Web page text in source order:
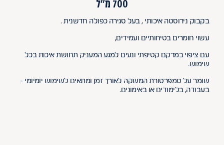
700 מ"ל
בקבוק נירוסטה איכותי , בעל סגירה כפולה חדשנית .
עשוי חומרים בטיחותיים ועמידים,
עם ציפוי במרקם קטיפתי ונעים למגע המעניק תחושת איכות בכל
שימוש.
שומר על טמפרטורת המשקה לאורך זמן ומתאים לשימוש יומיומי -
בעבודה, בלימודים או באימונים.